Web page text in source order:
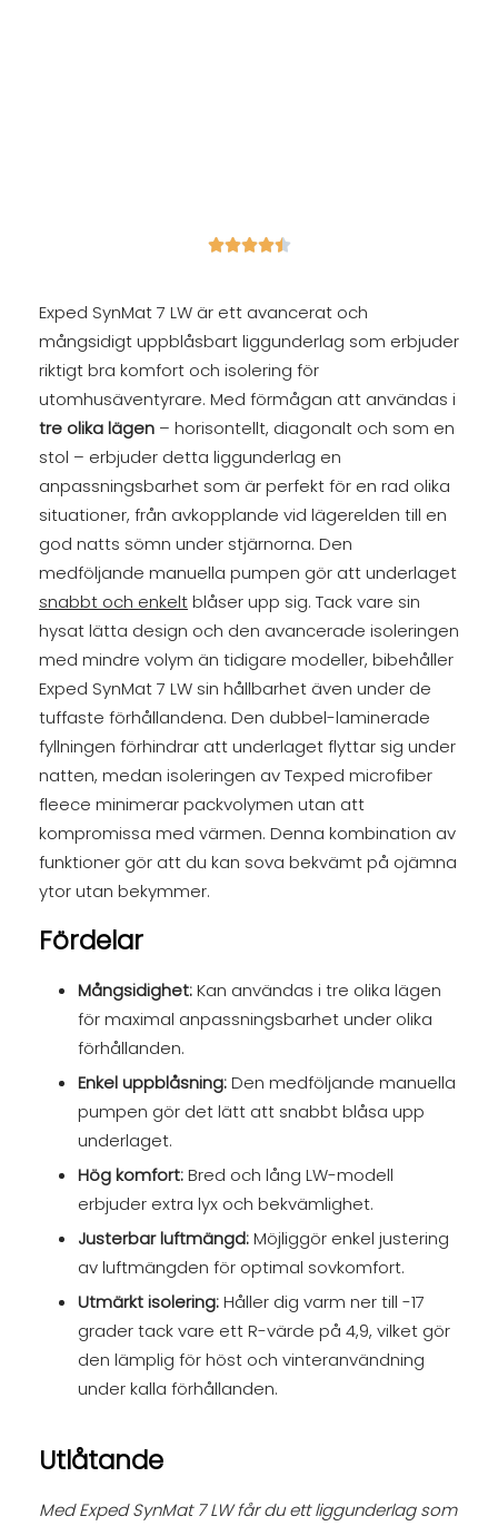

Exped SynMat 7 LW är ett avancerat och
mångsidigt uppblåsbart liggunderlag som erbjuder
riktigt bra komfort och isolering för
utomhusäventyrare. Med förmågan att användas i
tre olika lägen – horisontellt, diagonalt och som en
stol – erbjuder detta liggunderlag en
anpassningsbarhet som är perfekt för en rad olika
situationer, från avkopplande vid lägerelden till en
god natts sömn under stjärnorna. Den
medföljande manuella pumpen gör att underlaget
snabbt och enkeltblåser upp sig. Tack vare sin
hysat lätta design och den avancerade isoleringen
med mindre volym än tidigare modeller, bibehåller
Exped SynMat 7 LW sin hållbarhet även under de
tuffaste förhållandena. Den dubbel-laminerade
fyllningen förhindrar att underlaget flyttar sig under
natten, medan isoleringen av Texped microfiber
fleece minimerar packvolymen utan att
kompromissa med värmen. Denna kombination av
funktioner gör att du kan sova bekvämt på ojämna
ytor utan bekymmer.
Fördelar
Mångsidighet:Kan användas i tre olika lägen
för maximal anpassningsbarhet under olika
förhållanden.
Enkel uppblåsning:Den medföljande manuella
pumpen gör det lätt att snabbt blåsa upp
underlaget.
Hög komfort:Bred och lång LW-modell
erbjuder extra lyx och bekvämlighet.
Justerbar luftmängd:Möjliggör enkel justering
av luftmängden för optimal sovkomfort.
Utmärkt isolering:Håller dig varm ner till -17
grader tack vare ett R-värde på 4,9, vilket gör
den lämplig för höst och vinteranvändning
under kalla förhållanden.
Utlåtande
Med Exped SynMat 7 LW får du ett liggunderlag som